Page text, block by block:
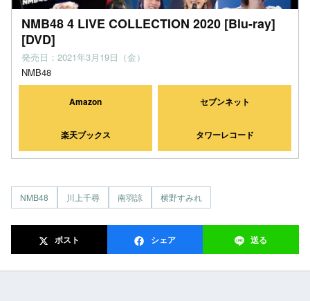
NMB48 4 LIVE COLLECTION 2020 [Blu-ray]
[DVD]
発売日：2021年3月19日（金）
NMB48
Amazon セブンネット
楽天ブックス タワーレコード
NMB48 川上千尋 南羽諒 横野すみれ
ポスト シェア 送る